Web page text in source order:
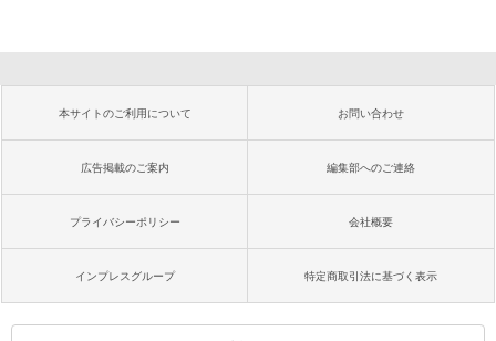
本サイトのご利用について お問い合わせ
広告掲載のご案内 編集部へのご連絡
プライバシーポリシー 会社概要
インプレスグループ 特定商取引法に基づく表示